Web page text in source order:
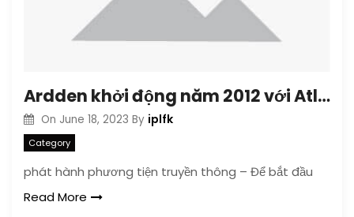
Ardden khởi động năm 2012 với Atlas Unified và Knightingail
On June 18, 2023 By iplfk
Category
phát hành phương tiện truyền thông – Để bắt đầu
Read More